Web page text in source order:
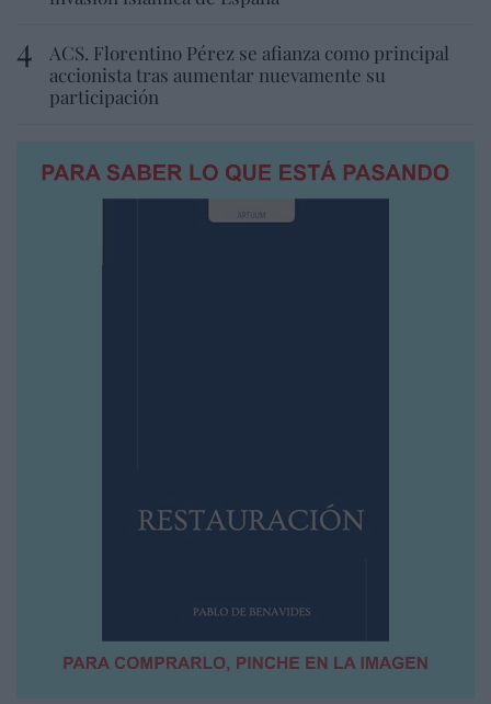
ACS. Florentino Pérez se afianza como principal
accionista tras aumentar nuevamente su
participación